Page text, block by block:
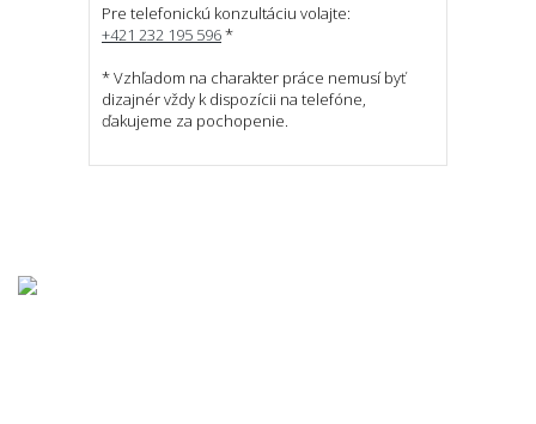
Pre telefonickú konzultáciu volajte:
+421 232 195 596*
* Vzhľadom na charakter práce nemusí byť
dizajnér vždy k dispozícii na telefóne,
ďakujeme za pochopenie.